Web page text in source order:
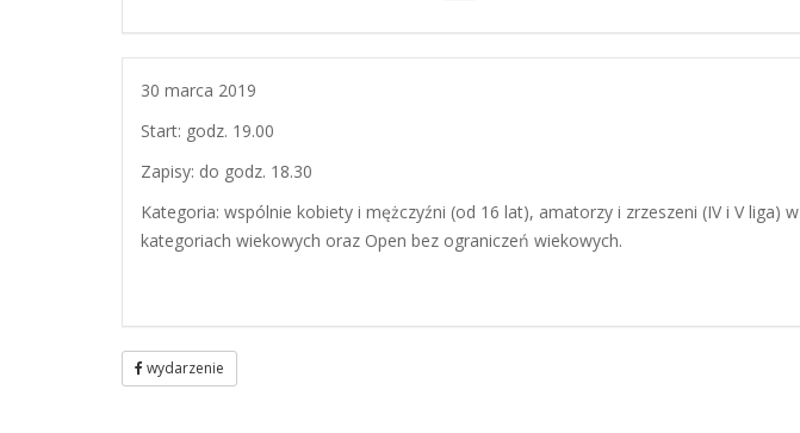
30 marca 2019
Start: godz. 19.00
Zapisy: do godz. 18.30
Kategoria: wspólnie kobiety i mężczyźni (od 16 lat), amatorzy i zrzeszeni (IV i V liga) w
kategoriach wiekowych oraz Open bez ograniczeń wiekowych.
wydarzenie